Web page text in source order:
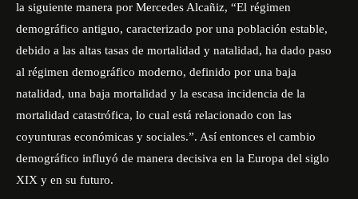
la siguiente manera por Mercedes Alcañiz, “El régimen
demográfico antiguo, caracterizado por una población estable,
debido a las altas tasas de mortalidad y natalidad, ha dado paso
al régimen demográfico moderno, definido por una baja
natalidad, una baja mortalidad y la escasa incidencia de la
mortalidad catastrófica, lo cual está relacionado con las
coyunturas económicas y sociales.”. Así entonces el cambio
demográfico influyó de manera decisiva en la Europa del siglo
XIX y en su futuro.